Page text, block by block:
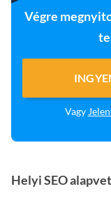
Végre
Vagy
Helyi SEO